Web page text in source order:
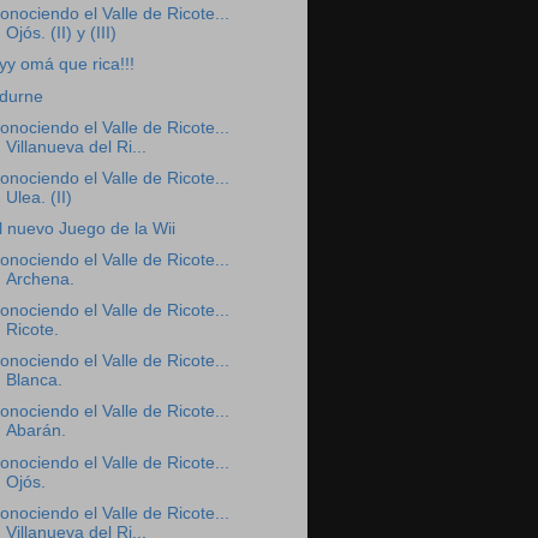
el Valle de Ricote...
Ojós. (II) y (III)
omá que rica!!!
el Valle de Ricote...
Villanueva del Ri...
el Valle de Ricote...
Ulea. (II)
nuevo Juego de la Wii
el Valle de Ricote...
Archena.
el Valle de Ricote...
Ricote.
el Valle de Ricote...
Blanca.
el Valle de Ricote...
Abarán.
el Valle de Ricote...
Ojós.
el Valle de Ricote...
Villanueva del Ri...